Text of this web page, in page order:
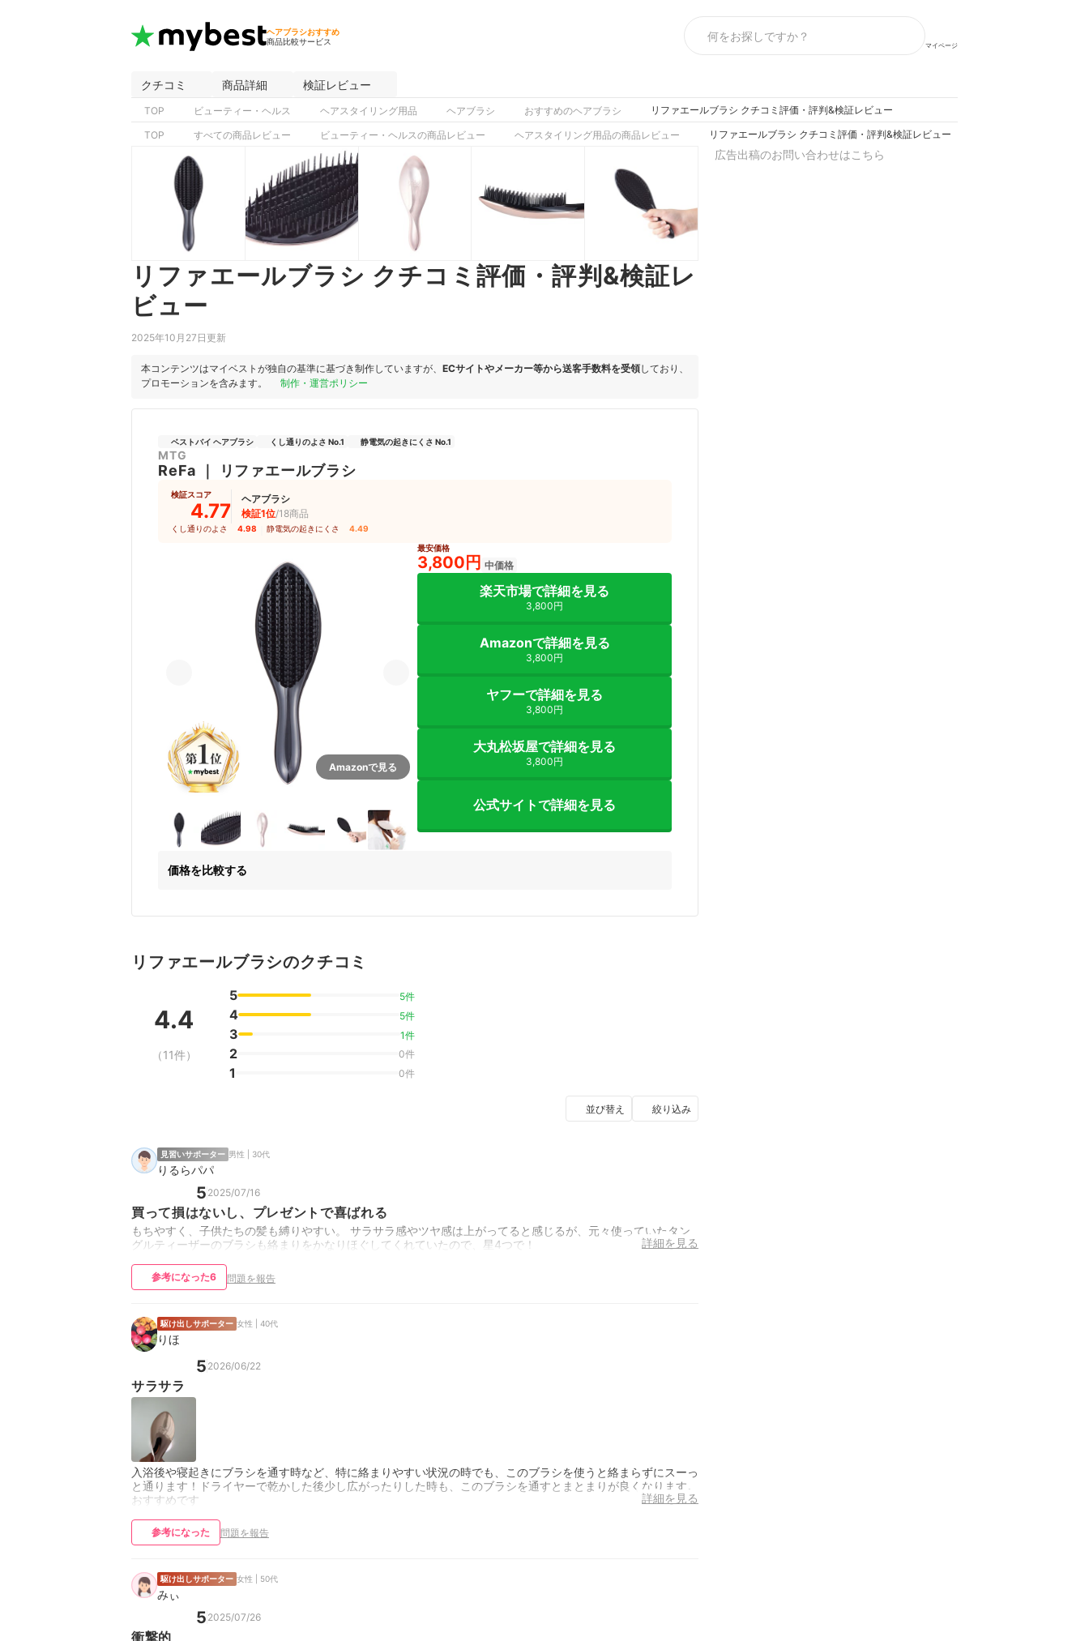
ヘアブラシおすすめ
商品比較サービス
マイページ
クチコミ 商品詳細 検証レビュー
TOP ビューティー・ヘルス ヘアスタイリング用品 ヘアブラシ おすすめのヘアブラシ リファエールブラシ クチコミ評価・評判&検証レビュー
TOP すべての商品レビュー ビューティー・ヘルスの商品レビュー ヘアスタイリング用品の商品レビュー リファエールブラシ クチコミ評価・評判&検証レビュー
リファエールブラシ クチコミ評価・評判&検証レ
ビュー
2025年10月27日更新
本コンテンツはマイベストが独自の基準に基づき制作していますが、 ECサイトやメーカー等から送客手数料を受領しており、
プロモーションを含みます。
制作・運営ポリシー
ベストバイ ヘアブラシ くし通りのよさ No.1 静電気の起きにくさ No.1
MTG
ReFa リファエールブラシ
検証スコア
4.77
ヘアブラシ
検証1位/18商品
くし通りのよさ 4.98 静電気の起きにくさ 4.49
Amazonで見る
最安価格
3,800円 中価格
楽天市場で詳細を見る
3,800円
Amazonで詳細を見る
3,800円
ヤフーで詳細を見る
3,800円
大丸松坂屋で詳細を見る
3,800円
公式サイトで詳細を見る
価格を比較する
リファエールブラシのクチコミ
4.4
（11件）
5 5件
4 5件
3 1件
2 0件
1 0件
並び替え 絞り込み
見習いサポーター 男性 | 30代
りるらパパ
5 2025/07/16
買って損はないし、プレゼントで喜ばれる
もちやすく、子供たちの髪も縛りやすい。 サラサラ感やツヤ感は上がってると感じるが、元々使っていたタン
グルティーザーのブラシも絡まりをかなりほぐしてくれていたので、星4つで！
詳細を見る
参考になった6 問題を報告
駆け出しサポーター 女性 | 40代
りほ
5 2026/06/22
サラサラ
入浴後や寝起きにブラシを通す時など、特に絡まりやすい状況の時でも、このブラシを使うと絡まらずにスーっ
と通ります！ドライヤーで乾かした後少し広がったりした時も、このブラシを通すとまとまりが良くなります。
おすすめです
詳細を見る
参考になった 問題を報告
駆け出しサポーター 女性 | 50代
みぃ
5 2025/07/26
衝撃的
広告出稿のお問い合わせはこちら